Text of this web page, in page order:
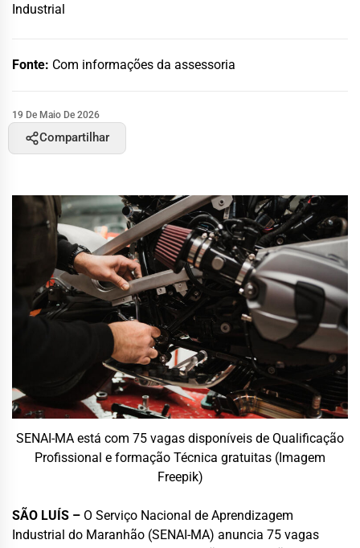
Industrial
Fonte: Com informações da assessoria
19 De Maio De 2026
Compartilhar
SENAI-MA está com 75 vagas disponíveis de Qualificação
Profissional e formação Técnica gratuitas (Imagem
Freepik)
SÃO LUÍS – O Serviço Nacional de Aprendizagem
Industrial do Maranhão (SENAI-MA) anuncia 75 vagas